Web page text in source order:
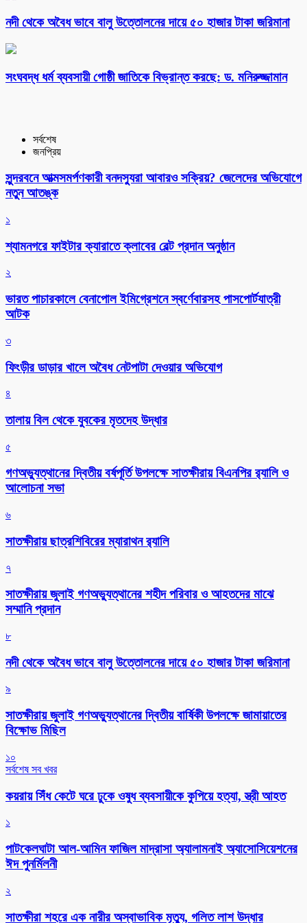
নদী থেকে অবৈধ ভাবে বালু উত্তোলনের দায়ে ৫০ হাজার টাকা জরিমানা
সংঘবদ্ধ ধর্ম ব্যবসায়ী গোষ্ঠী জাতিকে বিভ্রান্ত করছে: ড. মনিরুজ্জামান
সর্বশেষ
জনপ্রিয়
সুন্দরবনে আত্মসমর্পণকারী বনদস্যুরা আবারও সক্রিয়? জেলেদের অভিযোগে
নতুন আতঙ্ক
১
শ্যামনগরে ফাইটার ক্যারাতে ক্লাবের বেল্ট প্রদান অনুষ্ঠান
২
ভারত পাচারকালে বেনাপোল ইমিগ্রেশনে স্বর্ণেবারসহ পাসপোর্টযাত্রী
আটক
৩
ফিংড়ীর ডাড়ার খালে অবৈধ নেটপাটা দেওয়ার অভিযোগ
৪
তালায় বিল থেকে যুবকের মৃতদেহ উদ্ধার
৫
গণঅভ্যুত্থানের দ্বিতীয় বর্ষপূর্তি উপলক্ষে সাতক্ষীরায় বিএনপির র‌্যালি ও
আলোচনা সভা
৬
সাতক্ষীরায় ছাত্রশিবিরের ম্যারাথন র‌্যালি
৭
সাতক্ষীরায় জুলাই গণঅভ্যুত্থানের শহীদ পরিবার ও আহতদের মাঝে
সম্মানি প্রদান
৮
নদী থেকে অবৈধ ভাবে বালু উত্তোলনের দায়ে ৫০ হাজার টাকা জরিমানা
৯
সাতক্ষীরায় জুলাই গণঅভ্যুত্থানের দ্বিতীয় বার্ষিকী উপলক্ষে জামায়াতের
বিক্ষোভ মিছিল
১০
সর্বশেষ সব খবর
কয়রায় সিঁধ কেটে ঘরে ঢুকে ওষুধ ব্যবসায়ীকে কুপিয়ে হত্যা, স্ত্রী আহত
১
পাটকেলঘাটা আল-আমিন ফাজিল মাদ্রাসা অ্যালামনাই অ্যাসোসিয়েশনের
ঈদ পুনর্মিলনী
২
সাতক্ষীরা শহরে এক নারীর অস্বাভাবিক মৃত্যু, গলিত লাশ উদ্ধার